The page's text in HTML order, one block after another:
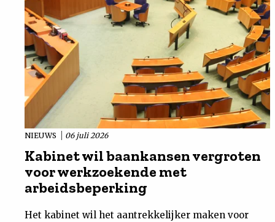
NIEUWS 06 juli 2026
Kabinet wil baankansen vergroten
voor werkzoekende met
arbeidsbeperking
Het kabinet wil het aantrekkelijker maken voor